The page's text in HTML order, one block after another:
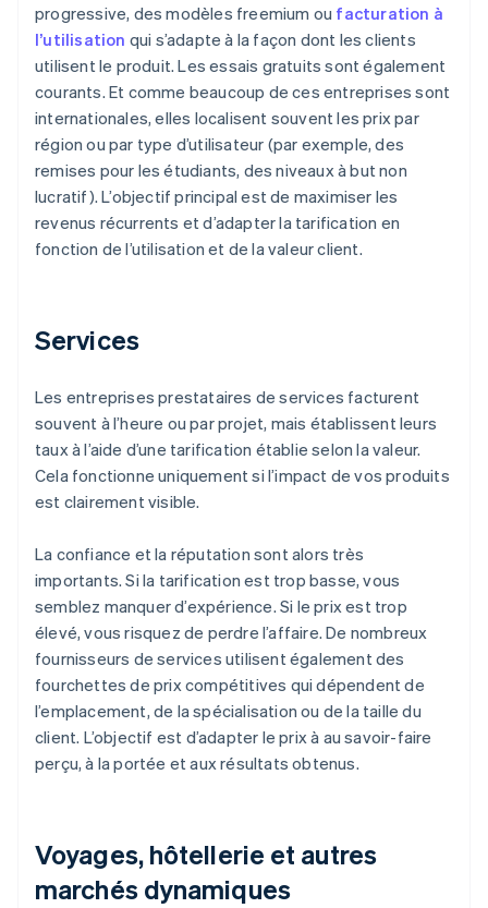
progressive, des modèles freemium ou facturation à
l’utilisation qui s’adapte à la façon dont les clients
utilisent le produit. Les essais gratuits sont également
courants. Et comme beaucoup de ces entreprises sont
internationales, elles localisent souvent les prix par
région ou par type d’utilisateur (par exemple, des
remises pour les étudiants, des niveaux à but non
lucratif). L’objectif principal est de maximiser les
revenus récurrents et d’adapter la tarification en
fonction de l’utilisation et de la valeur client.
Services
Les entreprises prestataires de services facturent
souvent à l’heure ou par projet, mais établissent leurs
taux à l’aide d’une tarification établie selon la valeur.
Cela fonctionne uniquement si l’impact de vos produits
est clairement visible.
La confiance et la réputation sont alors très
importants. Si la tarification est trop basse, vous
semblez manquer d’expérience. Si le prix est trop
élevé, vous risquez de perdre l’affaire. De nombreux
fournisseurs de services utilisent également des
fourchettes de prix compétitives qui dépendent de
l’emplacement, de la spécialisation ou de la taille du
client. L’objectif est d’adapter le prix à au savoir-faire
perçu, à la portée et aux résultats obtenus.
Voyages, hôtellerie et autres
marchés dynamiques